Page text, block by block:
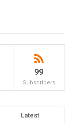
99
Subscribers
Latest